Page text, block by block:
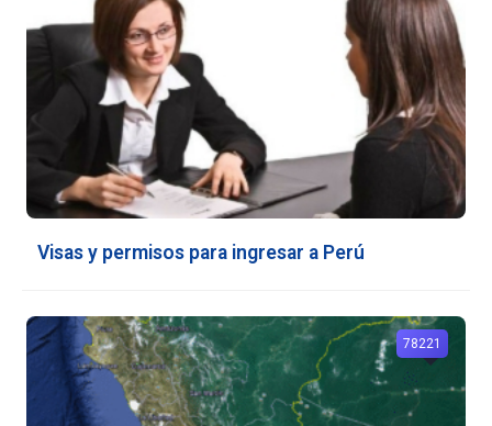
Visas y permisos para ingresar a Perú
78221